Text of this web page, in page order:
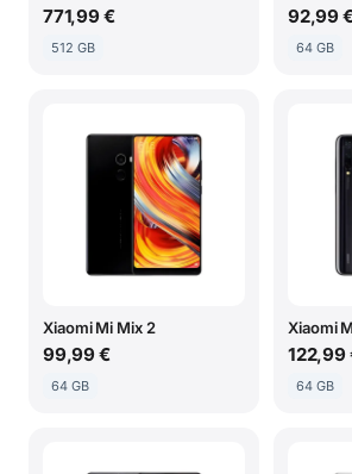
771,99 €
512 GB
92,99
64 GB
Xiaomi Mi Mix 2
99,99 €
64 GB
Xiaomi
122,99
64 GB